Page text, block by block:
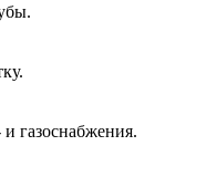
газоснабжения.